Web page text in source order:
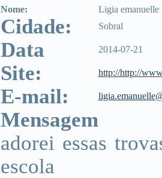
Nome: Ligia emanuelle
Cidade: Sobral
Data 2014-07-21
Site: http://http://
E-mail:
Mensagem
adorei essas
escola